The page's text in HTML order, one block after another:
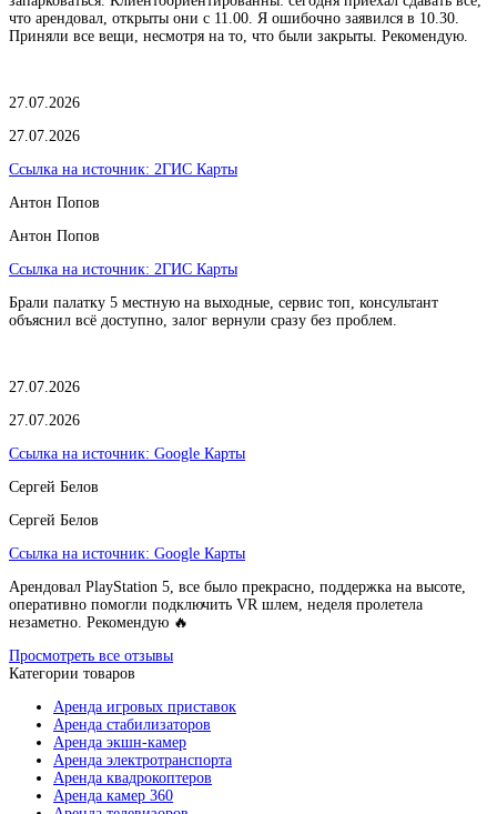
что арендовал, открыты они с 11.00. Я ошибочно заявился в 10.30.
Приняли все вещи, несмотря на то, что были закрыты. Рекомендую.
27.07.2026
27.07.2026
Ссылка на источник: 2ГИС Карты
Антон Попов
Антон Попов
Ссылка на источник: 2ГИС Карты
Брали палатку 5 местную на выходные, сервис топ, консультант
объяснил всё доступно, залог вернули сразу без проблем.
27.07.2026
27.07.2026
Ссылка на источник: Google Карты
Сергей Белов
Сергей Белов
Ссылка на источник: Google Карты
Арендовал PlayStation 5, все было прекрасно, поддержка на высоте,
оперативно помогли подключить VR шлем, неделя пролетела
незаметно. Рекомендую 🔥
Просмотреть все отзывы
Категории товаров
Аренда игровых приставок
Аренда стабилизаторов
Аренда экшн-камер
Аренда электротранспорта
Аренда квадрокоптеров
Аренда камер 360